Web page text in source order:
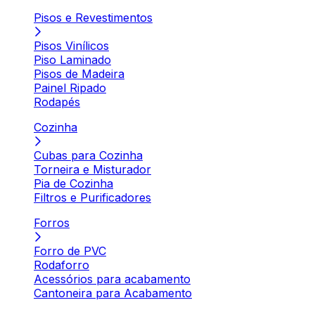
Pisos e Revestimentos
Pisos Vinílicos
Piso Laminado
Pisos de Madeira
Painel Ripado
Rodapés
Cozinha
Cubas para Cozinha
Torneira e Misturador
Pia de Cozinha
Filtros e Purificadores
Forros
Forro de PVC
Rodaforro
Acessórios para acabamento
Cantoneira para Acabamento